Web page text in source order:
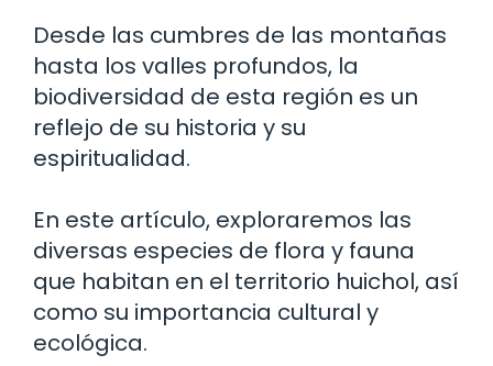
Desde las cumbres de las montañas
hasta los valles profundos, la
biodiversidad de esta región es un
reflejo de su historia y su
espiritualidad.
En este artículo, exploraremos las
diversas especies de flora y fauna
que habitan en el territorio huichol, así
como su importancia cultural y
ecológica.